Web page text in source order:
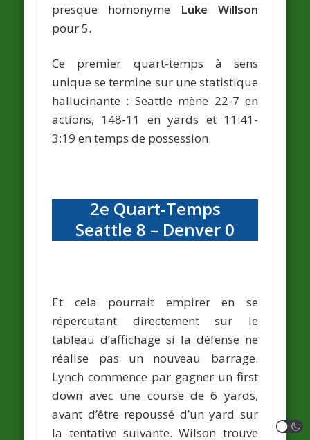
presque homonyme Luke Willson
pour 5.
Ce premier quart-temps à sens
unique se termine sur une statistique
hallucinante : Seattle mène 22-7 en
actions, 148-11 en yards et 11:41-
3:19 en temps de possession.
2e Quart-Temps
Seattle 8 – Denver 0
Et cela pourrait empirer en se
répercutant directement sur le
tableau d’affichage si la défense ne
réalise pas un nouveau barrage.
Lynch commence par gagner un first
down avec une course de 6 yards,
avant d’être repoussé d’un yard sur
la tentative suivante. Wilson trouve